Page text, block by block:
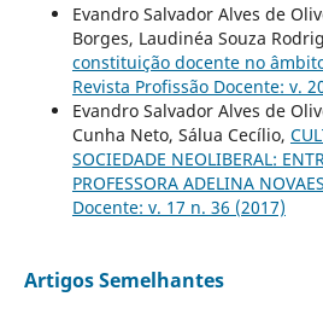
Evandro Salvador Alves de
Borges, Laudinéa Souza
constituição docente no
Revista Profissão Docente: v.
Evandro Salvador Alves de
Cunha Neto, Sálua Cecílio,
SOCIEDADE NEOLIBERAL:
PROFESSORA ADELINA NOVAES
Docente: v. 17 n. 36 (2017)
Artigos Semelhantes